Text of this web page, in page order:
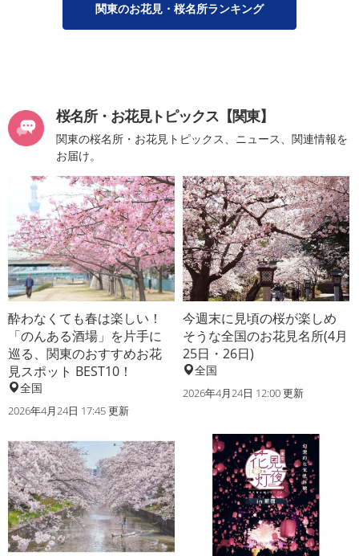
関東のお花見・桜名所ランキング
桜名所・お花見トピックス【関東】
関東の桜名所・お花見トピックス、ニュース、関連情報を
お届け。
酔わなくても春は楽しい！
「のんある酒場」を片手に
巡る、関東のおすすめお花
見スポット BEST10！
全国
2026年4月24日 17:45 更新
今週末に見頃の桜が楽しめ
そうな全国のお花見名所(4月
25日・26日)
全国
2026年4月24日 12:00 更新